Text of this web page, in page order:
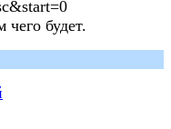
будет.